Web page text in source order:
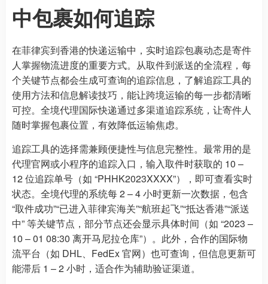
中包裹如何追踪
在菲律宾到香港的快递运输中，实时追踪包裹动态是寄件
人掌握物流进度的重要方式。从取件到派送的全流程，每
个关键节点都会生成可查询的追踪信息，了解追踪工具的
使用方法和信息解读技巧，能让跨境运输的每一步都清晰
可控。全境代理国际快递通过多渠道追踪系统，让寄件人
随时掌握包裹位置，有效降低运输焦虑。
追踪工具的选择需兼顾便捷性与信息完整性。最常用的是
代理官网或小程序的追踪入口，输入取件时获取的 10 –
12 位追踪单号（如 “PHHK2023XXXX”），即可查看实时
状态。全境代理的系统每 2 – 4 小时更新一次数据，包含
“取件成功”“已进入菲律宾海关”“航班起飞”“抵达香港”“派送
中” 等关键节点，部分节点还会显示具体时间（如 “2023 –
10 – 01 08:30 离开马尼拉仓库”）。此外，合作的国际物
流平台（如 DHL、FedEx 官网）也可查询，但信息更新可
能滞后 1 – 2 小时，适合作为辅助验证渠道。